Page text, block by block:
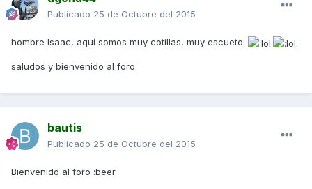
Publicado 25 de Octubre del 2015
hombre Isaac, aquí somos muy cotillas, muy escueto.
saludos y bienvenido al foro.
bautis
Publicado 25 de Octubre del 2015
Bienvenido al foro :beer